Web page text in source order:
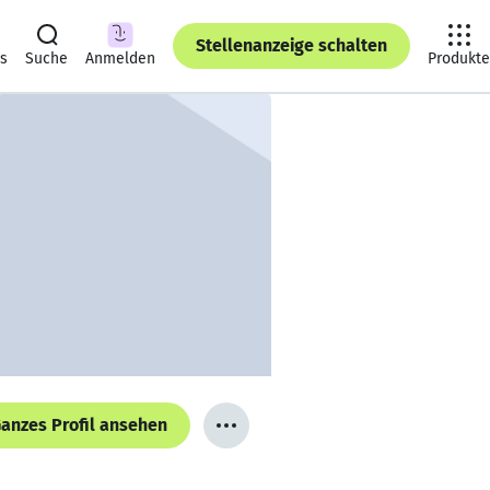
Suche Anmelden
Stellenanzeige schalten
Produkte
Profil ansehen